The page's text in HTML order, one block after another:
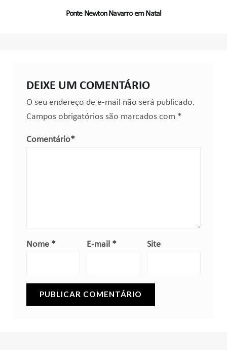
Ponte Newton Navarro em Natal
DEIXE UM COMENTÁRIO
O seu endereço de e-mail não será publicado.
Campos obrigatórios são marcados com *
Comentário*
Nome * E-mail * Site